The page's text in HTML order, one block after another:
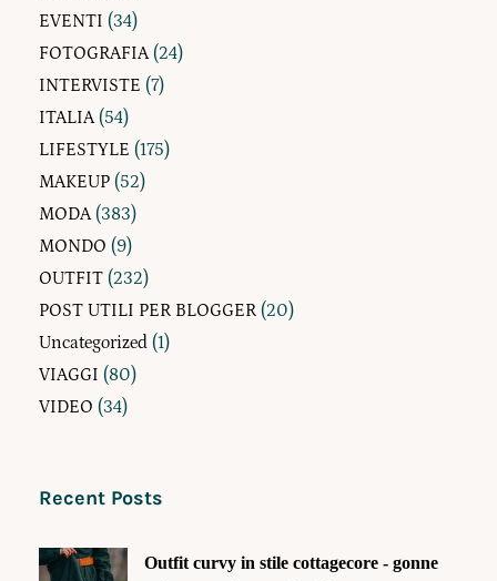
EVENTI (34)
FOTOGRAFIA(24)
INTERVISTE (7)
ITALIA(54)
LIFESTYLE (175)
MAKEUP (52)
MODA(383)
MONDO (9)
OUTFIT (232)
POST UTILI PER BLOGGER (20)
Uncategorized (1)
VIAGGI (80)
VIDEO (34)
Recent Posts
Outfit curvy in stile cottagecore - gonne